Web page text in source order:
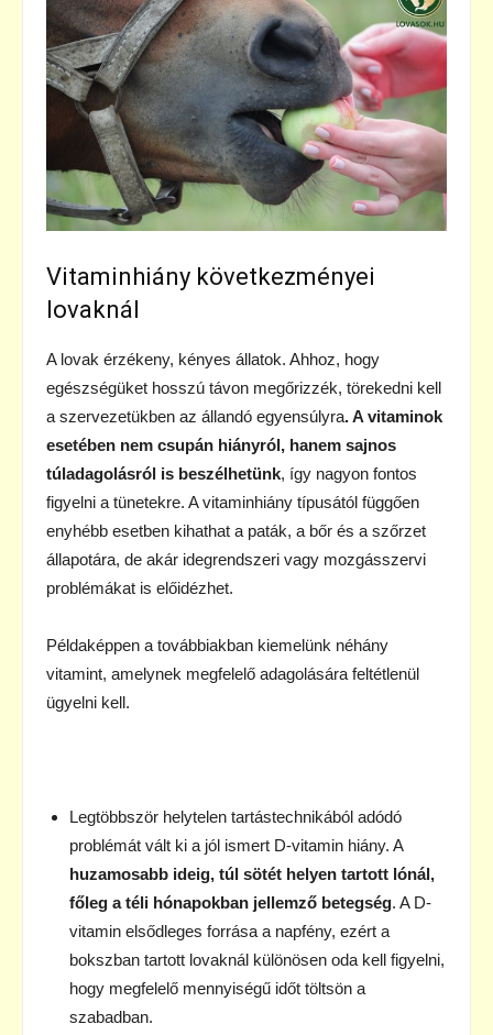
Vitaminhiány következményei
lovaknál
A lovak érzékeny, kényes állatok. Ahhoz, hogy
egészségüket hosszú távon megőrizzék, törekedni kell
a szervezetükben az állandó egyensúlyra. A vitaminok
esetében nem csupán hiányról, hanem sajnos
túladagolásról is beszélhetünk, így nagyon fontos
figyelni a tünetekre. A vitaminhiány típusától függően
enyhébb esetben kihathat a paták, a bőr és a szőrzet
állapotára, de akár idegrendszeri vagy mozgásszervi
problémákat is előidézhet.
Példaképpen a továbbiakban kiemelünk néhány
vitamint, amelynek megfelelő adagolására feltétlenül
ügyelni kell.
Legtöbbször helytelen tartástechnikából adódó
problémát vált ki a jól ismert D-vitamin hiány. A
huzamosabb ideig, túl sötét helyen tartott lónál,
főleg a téli hónapokban jellemző betegség. A D-
vitamin elsődleges forrása a napfény, ezért a
bokszban tartott lovaknál különösen oda kell figyelni,
hogy megfelelő mennyiségű időt töltsön a
szabadban.